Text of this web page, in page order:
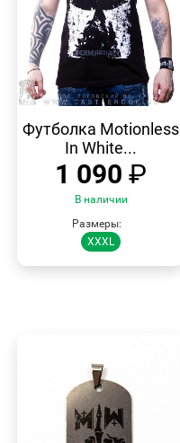
ПРОСМОТР
Футболка Motionless
In White...
1 090 ₽
В наличии
Размеры:
XXXL